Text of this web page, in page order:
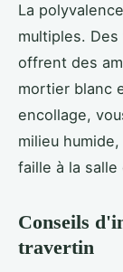
La
multiples.
offrent des
mortier blanc
encollage,
milieu
faille à la
Conseils
travertin